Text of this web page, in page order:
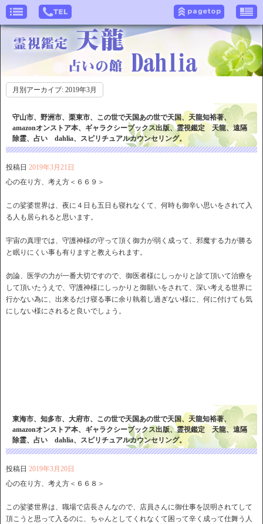
月別アーカイブ: 2019年3月
守山市、野洲市、栗東市、この世で天国あの世で天国、天龍知裕著、
amazonオンストア本、ギャラクシーブックス出版、霊視鑑定 天龍、遠隔
除霊、占い dahlia、スピリチュアルカウンセリング。
投稿日 2019年3月21日
心の在り方、考え方＜６６９＞
この娑婆世界は、夜に４日も五日も寝れなくて、何時も御辛い思いをされて入
る人も居られると思います。
宇宙の真理では、守護神様の守って頂く御力が弱く成って、邪魔する力が勝る
と眠りにくい事も有りますと教えられます。
勿論、医学の力が一番大切ですので、御医者様にしっかりと診て頂いて治療を
して頂いたうえで、守護神様にしっかりと御願いをされて、深い考える世界に
行かない為に、出来るだけ寝る事に余り執着し過ぎない様に、何に付けても気
にしない様にされると良いでしょう。
東海市、知多市、大府市、この世で天国あの世で天国、天龍知裕著、
amazonオンストア本、ギャラクシーブックス出版、霊視鑑定 天龍、遠隔
除霊、占い dahlia、スピリチュアルカウンセリング。
投稿日 2019年3月20日
心の在り方、考え方＜６６８＞
この娑婆世界は、職場で店長さんなので、店員さんに御仕事を説明されてして
頂こうと思って入るのに、ちゃんとしてくれなくて困って辛く成って仕舞う人